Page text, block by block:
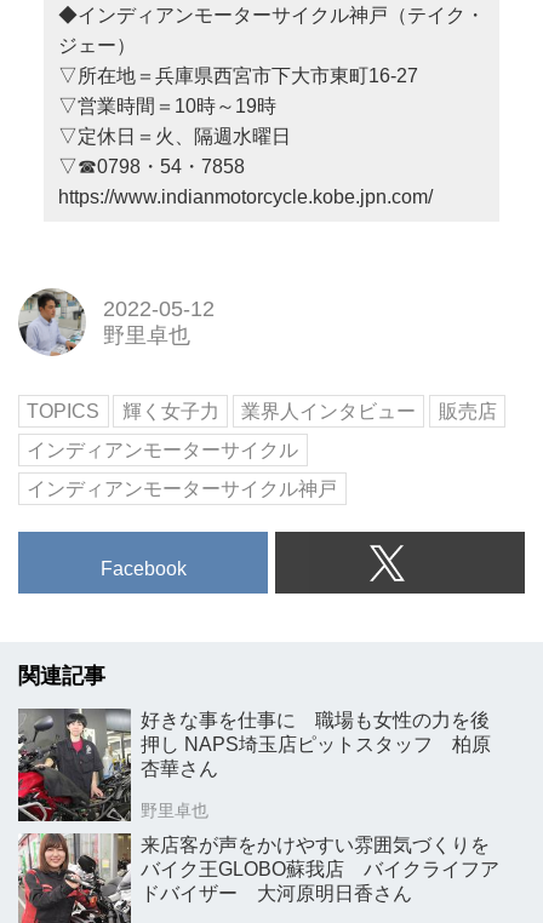
◆インディアンモーターサイクル神戸（テイク・
ジェー）
▽所在地＝兵庫県西宮市下大市東町16-27
▽営業時間＝10時～19時
▽定休日＝火、隔週水曜日
▽☎0798・54・7858
https://www.indianmotorcycle.kobe.jpn.com/
2022-05-12
野里卓也
TOPICS 輝く女子力 業界人インタビュー
販売店
インディアンモーターサイクル
インディアンモーターサイクル神戸
Facebook
関連記事
好きな事を仕事に 職場も女性の力を後
押し NAPS埼玉店ピットスタッフ 柏原
杏華さん
野里卓也
来店客が声をかけやすい雰囲気づくりを
バイク王GLOBO蘇我店 バイクライフア
ドバイザー 大河原明日香さん